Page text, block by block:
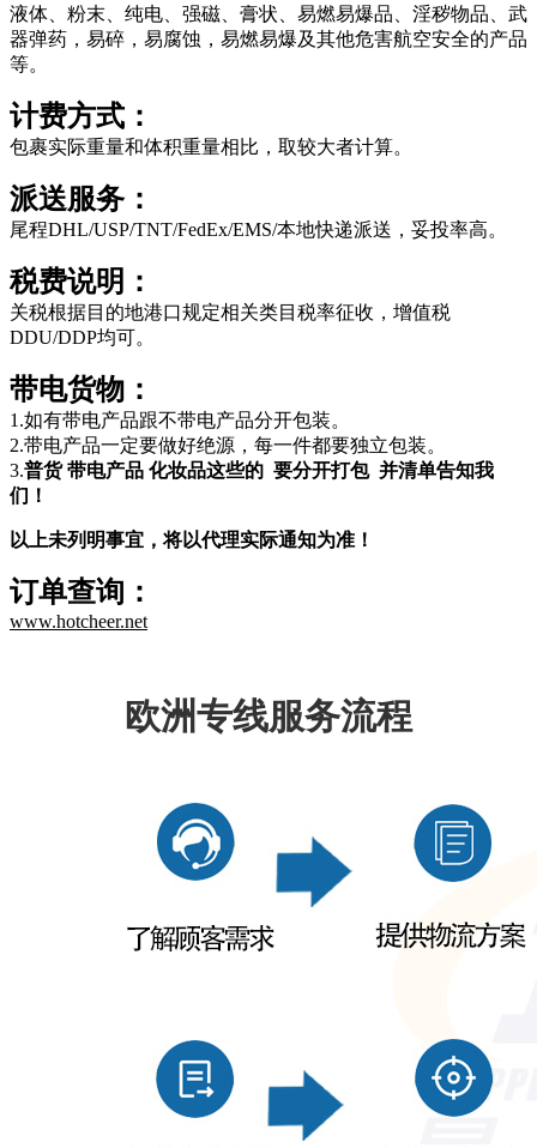
液体、粉末、纯电、强磁、膏状、易燃易爆品、淫秽物品、武
器弹药，易碎，易腐蚀，易燃易爆及其他危害航空安全的产品
等。
计费方式：
包裹实际重量和体积重量相比，取较大者计算。
派送服务：
尾程DHL/USP/TNT/FedEx/EMS/本地快递派送，妥投率高。
税费说明：
关税根据目的地港口规定相关类目税率征收，增值税
DDU/DDP均可。
带电货物：
1.如有带电产品跟不带电产品分开包装。
2.带电产品一定要做好绝源，每一件都要独立包装。
3.普货 带电产品 化妆品这些的 要分开打包 并清单告知我
们！
以上未列明事宜，将以代理实际通知为准！
订单查询：
www.hotcheer.net
欧洲专线服务流程